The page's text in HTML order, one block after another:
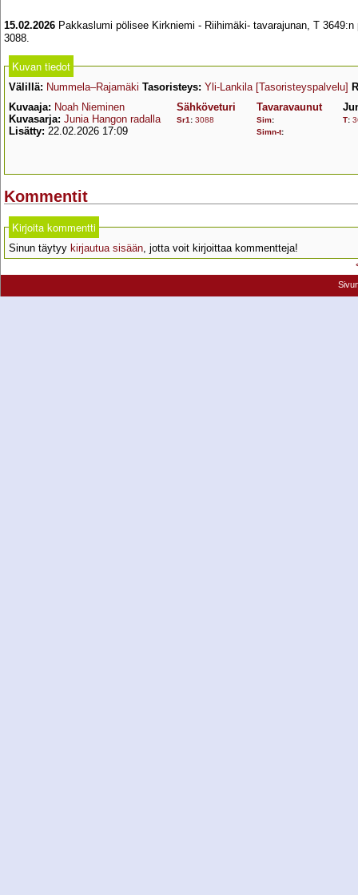
15.02.2026 Pakkaslumi pölisee Kirkniemi - Riihimäki- tavarajunan, T
3088.
Kuvan tiedot
Välillä: Nummela–Rajamäki Tasoristeys: Yli-Lankila [Tasoristeyspalvelu]
Kuvaaja: Noah Nieminen
Kuvasarja: Junia Hangon radalla
Lisätty: 22.02.2026 17:09
Sähköveturi
Sr1 : 3088
Tavaravaunut
Sim:
Simn-t:
T:
Kommentit
Kirjoita kommentti
Sinun täytyy kirjautua sisään, jotta voit kirjoittaa kommentteja!